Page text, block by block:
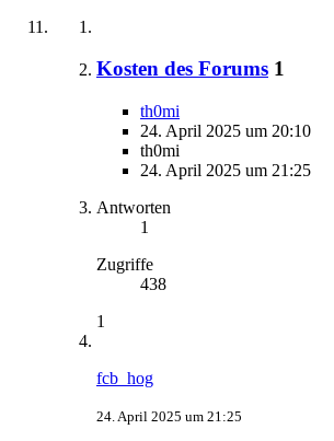
Kosten des Forums 1
th0mi
24. April 2025 um 20:10
th0mi
24. April 2025 um 21:25
Antworten
1
Zugriffe
438
1
fcb_hog
24. April 2025 um 21:25